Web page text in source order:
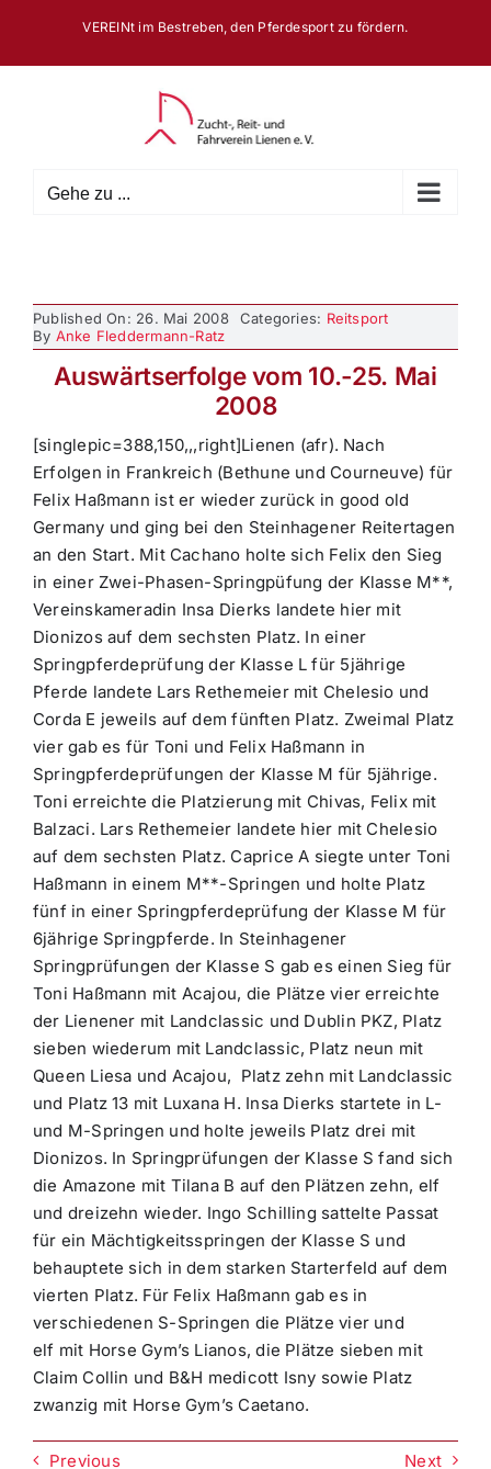
springen
VEREINt im Bestreben, den Pferdesport zu fördern.
Gehe zu ...
Published On: 26. Mai 2008 Categories: Reitsport
By Anke Fleddermann-Ratz
Auswärtserfolge vom 10.-25. Mai
2008
[singlepic=388,150,,,right]Lienen (afr). Nach
Erfolgen in Frankreich (Bethune und Courneuve) für
Felix Haßmann ist er wieder zurück in good old
Germany und ging bei den Steinhagener Reitertagen
an den Start. Mit Cachano holte sich Felix den Sieg
in einer Zwei-Phasen-Springpüfung der Klasse M**,
Vereinskameradin Insa Dierks landete hier mit
Dionizos auf dem sechsten Platz. In einer
Springpferdeprüfung der Klasse L für 5jährige
Pferde landete Lars Rethemeier mit Chelesio und
Corda E jeweils auf dem fünften Platz. Zweimal Platz
vier gab es für Toni und Felix Haßmann in
Springpferdeprüfungen der Klasse M für 5jährige.
Toni erreichte die Platzierung mit Chivas, Felix mit
Balzaci. Lars Rethemeier landete hier mit Chelesio
auf dem sechsten Platz. Caprice A siegte unter Toni
Haßmann in einem M**-Springen und holte Platz
fünf in einer Springpferdeprüfung der Klasse M für
6jährige Springpferde. In Steinhagener
Springprüfungen der Klasse S gab es einen Sieg für
Toni Haßmann mit Acajou, die Plätze vier erreichte
der Lienener mit Landclassic und Dublin PKZ, Platz
sieben wiederum mit Landclassic, Platz neun mit
Queen Liesa und Acajou, Platz zehn mit Landclassic
und Platz 13 mit Luxana H. Insa Dierks startete in L-
und M-Springen und holte jeweils Platz drei mit
Dionizos. In Springprüfungen der Klasse S fand sich
die Amazone mit Tilana B auf den Plätzen zehn, elf
und dreizehn wieder. Ingo Schilling sattelte Passat
für ein Mächtigkeitsspringen der Klasse S und
behauptete sich in dem starken Starterfeld auf dem
vierten Platz. Für Felix Haßmann gab es in
verschiedenen S-Springen die Plätze vier und
elf mit Horse Gym’s Lianos, die Plätze sieben mit
Claim Collin und B&H medicott Isny sowie Platz
zwanzig mit Horse Gym’s Caetano.
Previous Next